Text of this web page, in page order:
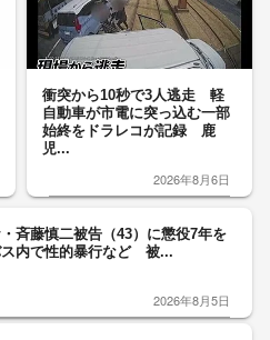
衝突から10秒で3人逃走 軽
自動車が市電に突っ込む一部
始終をドラレコが記録 鹿
児...
2026年8月6日
斉藤慎二被告（43）に懲役7年を
内で性的暴行など 被...
2026年8月5日